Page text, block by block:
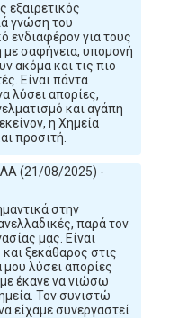
εξαιρετικός
γνώση του
ενδιαφέρον για τους
με σαφήνεια, υπομονή
ακόμα και τις πιο
Είναι πάντα
λύσει απορίες,
και αγάπη
η Χημεία
προσιτή.
(21/08/2025) -
στην
παρά τον
μας. Είναι
ξεκάθαρος στις
λύσει απορίες
έκανε να νιώσω
Τον συνιστώ
είχαμε συνεργαστεί